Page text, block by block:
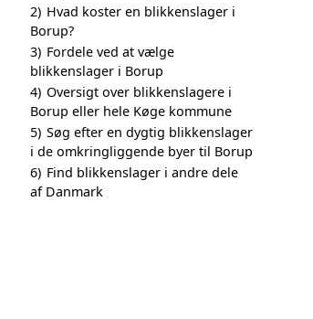
2) Hvad koster en blikkenslager i
Borup?
3) Fordele ved at vælge
blikkenslager i Borup
4) Oversigt over blikkenslagere i
Borup eller hele Køge kommune
5) Søg efter en dygtig blikkenslager
i de omkringliggende byer til Borup
6) Find blikkenslager i andre dele
af Danmark